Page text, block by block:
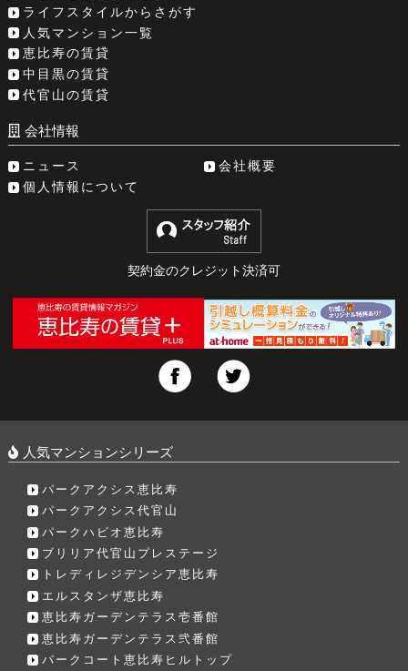
ライフスタイルからさがす
人気マンション一覧
恵比寿の賃貸
中目黒の賃貸
代官山の賃貸
会社情報
ニュース
会社概要
個人情報について
契約金のクレジット決済可
人気マンションシリーズ
パークアクシス恵比寿
パークアクシス代官山
パークハビオ恵比寿
ブリリア代官山プレステージ
トレディレジデンシア恵比寿
エルスタンザ恵比寿
恵比寿ガーデンテラス壱番館
恵比寿ガーデンテラス弐番館
パークコート恵比寿ヒルトップ